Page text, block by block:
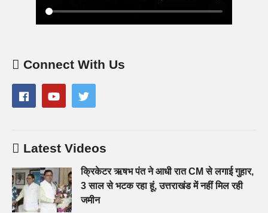
Connect With Us
Latest Videos
क्रिकेटर ऋषभ पंत ने आधी रात CM से लगाई गुहार,
3 साल से भटक रहा हूं, उत्तराखंड में नहीं मिल रही
जमीन